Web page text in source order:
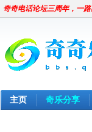
奇奇电话论坛三周年，一
主页 奇乐分享